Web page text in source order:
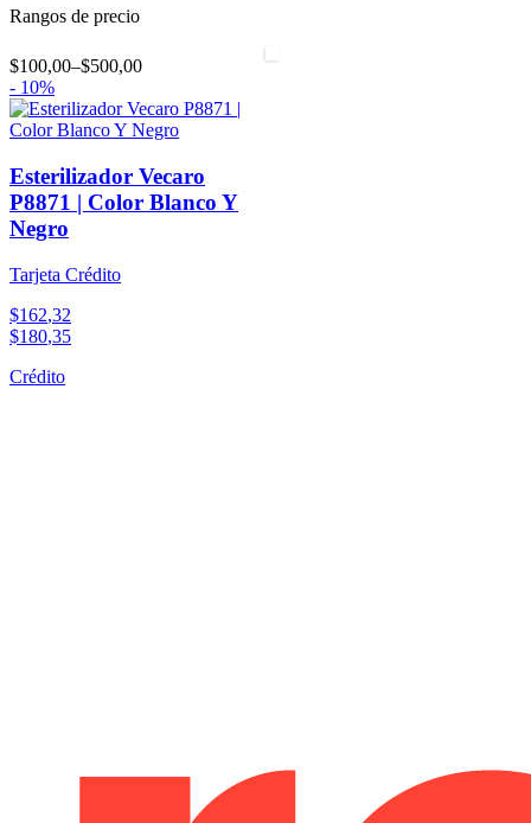
Rangos de precio
$100,00–$500,00
- 10%
Esterilizador Vecaro
P8871 | Color Blanco Y
Negro
Tarjeta Crédito
$162,32
$180,35
Crédito